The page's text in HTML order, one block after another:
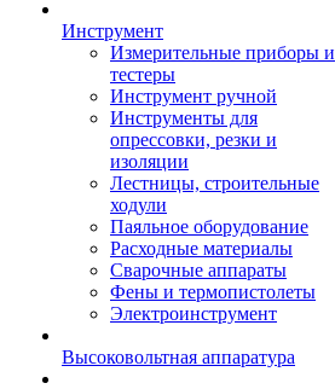
Инструмент
Измерительные приборы и
тестеры
Инструмент ручной
Инструменты для
опрессовки, резки и
изоляции
Лестницы, строительные
ходули
Паяльное оборудование
Расходные материалы
Сварочные аппараты
Фены и термопистолеты
Электроинструмент
Высоковольтная аппаратура